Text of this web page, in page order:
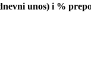
unos) i %